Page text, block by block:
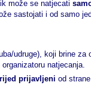
može se natjecati
sastojati i od samo
udruge), koji brine za
natjecanja.
prijavljeni od